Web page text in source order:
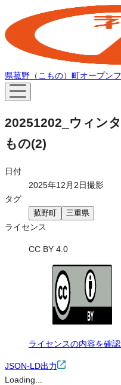
県菰野（こもの）町オープン
20251202_ウィン
もの(2)
日付
2025年12月2日撮影
タグ
菰野町 三重県
ライセンス
CC BY 4.0
ライセンスの内容を確
JSON-LD出力
Loading...